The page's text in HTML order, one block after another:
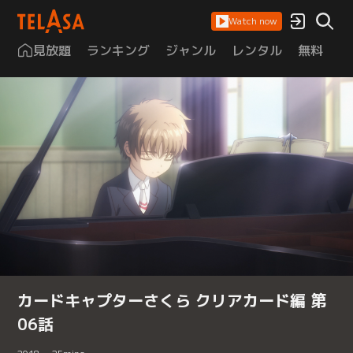
Watch now
見放題 ランキング ジャンル レンタル 無料
カードキャプターさくら クリアカード編 第
06話